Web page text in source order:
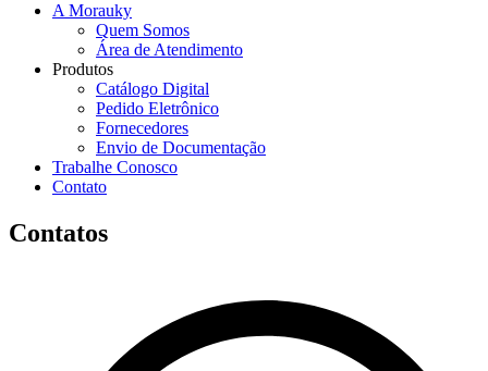
A Morauky
Quem Somos
Área de Atendimento
Produtos
Catálogo Digital
Pedido Eletrônico
Fornecedores
Envio de Documentação
Trabalhe Conosco
Contato
Contatos